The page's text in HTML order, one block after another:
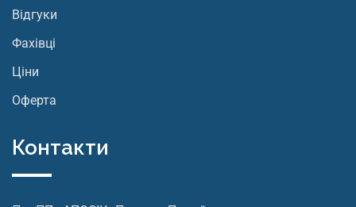
Відгуки
Фахівці
Ціни
Оферта
Контакти